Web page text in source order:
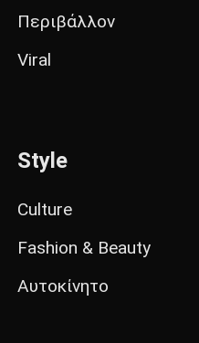
Περιβάλλον
Viral
Style
Culture
Fashion & Beauty
Αυτοκίνητο